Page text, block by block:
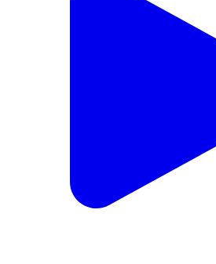
पूंगल: करनीसर भाटियान स्थित टाटा